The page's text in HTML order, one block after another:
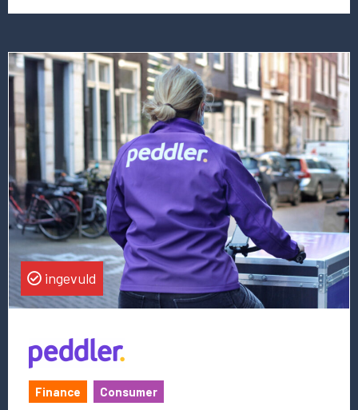
Lees
meer
over
deze
vacature
Head
of
Finance
ingevuld
Finance Consumer